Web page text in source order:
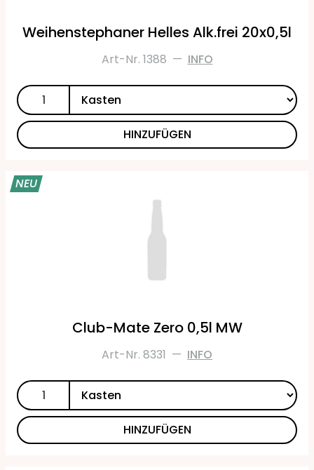
Weihenstephaner Helles Alk.frei 20x0,5l
Art-Nr. 1388 — INFO
HINZUFÜGEN
NEU
Club-Mate Zero 0,5l MW
Art-Nr. 8331 — INFO
HINZUFÜGEN